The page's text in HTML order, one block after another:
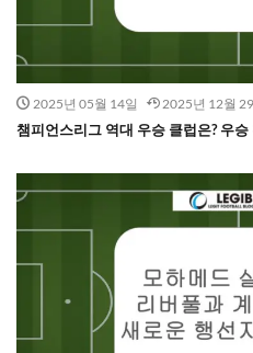
2025년 05월 14일 2025년 12월
챔피언스리그 역대 우승 클럽은? 우